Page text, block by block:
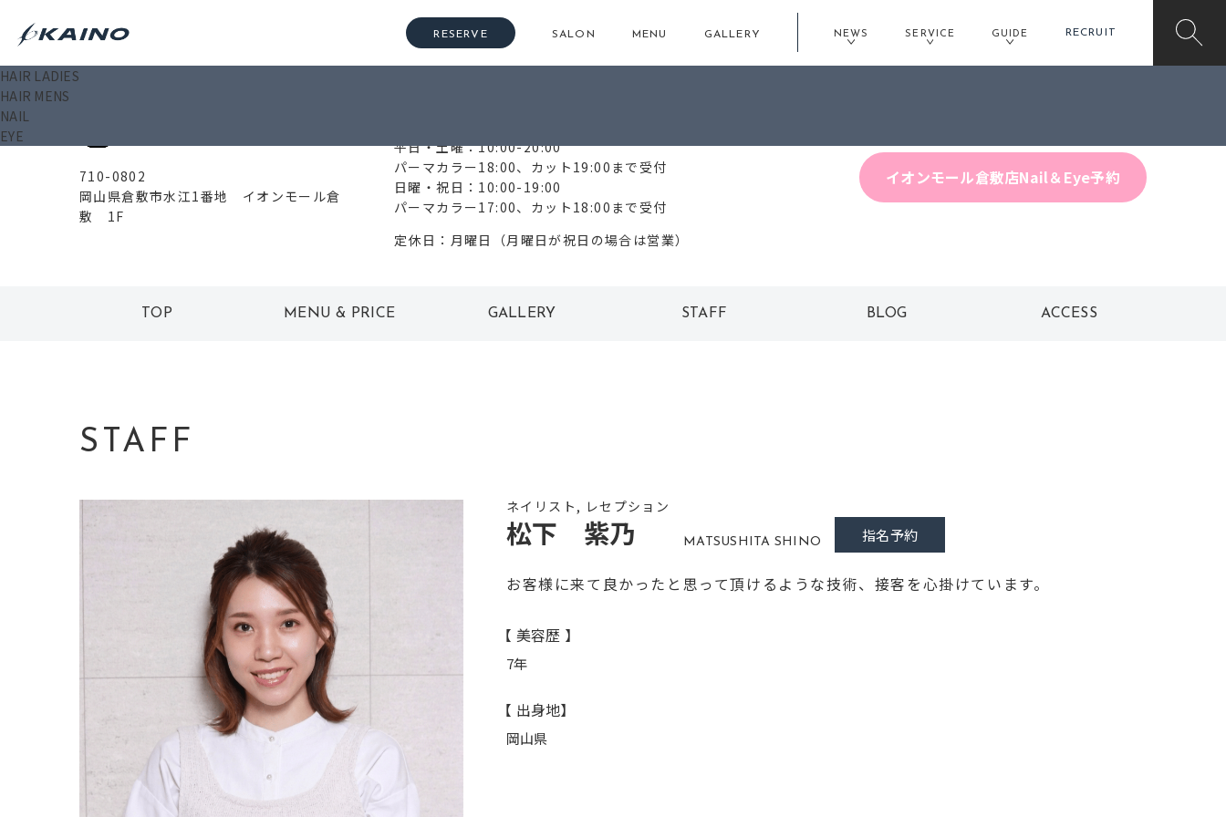
RESERVE SALON MENU GALLERY NEWS SERVICE GUIDE RECRUIT
HAIR LADIES
HAIR MENS
NAIL
EYE
710-0802
岡山県倉敷市水江1番地 イオンモール倉
敷 1F
平日・土曜：10:00-20:00
パーマカラー18:00、カット19:00まで受付
日曜・祝日：10:00-19:00
パーマカラー17:00、カット18:00まで受付
定休日：月曜日（月曜日が祝日の場合は営業）
イオンモール倉敷店Nail＆Eye予約
TOP MENU & PRICE GALLERY STAFF BLOG ACCESS
STAFF
ネイリスト, レセプション
松下 紫乃 MATSUSHITA SHINO 指名予約
お客様に来て良かったと思って頂けるような技術、接客を心掛けています。
【 美容歴 】
7年
【 出身地】
岡山県